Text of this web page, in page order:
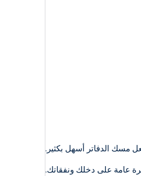
مسك الدفاتر أسهل بكثير.
عامة على دخلك ونفقاتك.